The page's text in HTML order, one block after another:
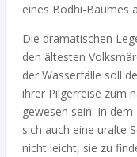
eines Bodhi-Baumes
Die dramatischen
den ältesten
der Wasserfälle soll
ihrer Pilgerreise zum
gewesen sein. In
sich auch eine uralte
nicht leicht, sie zu